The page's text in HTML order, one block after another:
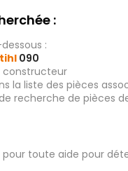
:
:
090
constructeur
la liste des pièces
recherche de pièces
toute aide pour